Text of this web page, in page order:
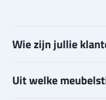
Wie zijn jullie
Uit welke